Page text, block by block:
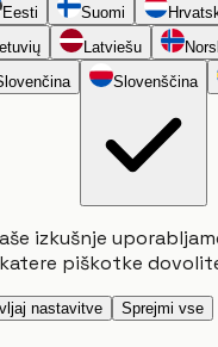
Eesti Suomi
Latviešu
Slovenščina
izkušnje
piškotke
nastavitve Sprejmi vse